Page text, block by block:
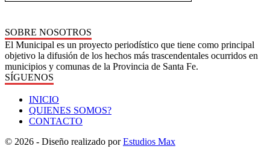
SOBRE NOSOTROS
El Municipal es un proyecto periodístico que tiene como principal
objetivo la difusión de los hechos más trascendentales ocurridos en
municipios y comunas de la Provincia de Santa Fe.
SÍGUENOS
INICIO
QUIENES SOMOS?
CONTACTO
© 2026 - Diseño realizado porEstudios Max